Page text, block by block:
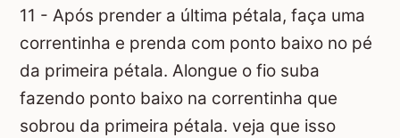
11 - Após prender a última pétala, faça uma
correntinha e prenda com ponto baixo no pé
da primeira pétala. Alongue o fio suba
fazendo ponto baixo na correntinha que
sobrou da primeira pétala. veja que isso